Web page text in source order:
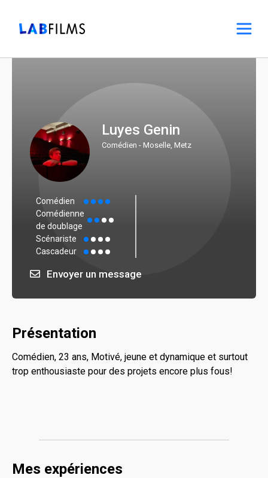
Luyes Genin
Comédien - Moselle, Metz
Comédien
Comédienne
de doublage
Scénariste
Cascadeur
Envoyer un message
Présentation
Comédien, 23 ans, Motivé, jeune et dynamique et surtout
trop enthousiaste pour des projets encore plus fous!
Mes expériences